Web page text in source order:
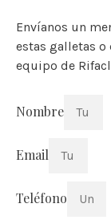
Envíanos un
estas galletas
equipo de
Nombre
Email
Teléfono